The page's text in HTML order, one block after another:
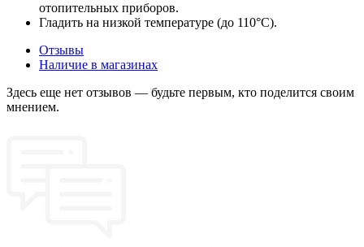
отопительных приборов.
Гладить на низкой температуре (до 110°C).
Отзывы
Наличие в магазинах
Здесь еще нет отзывов — будьте первым, кто поделится своим
мнением.